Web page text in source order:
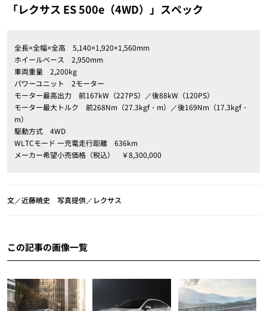
「レクサス ES 500e（4WD）」スペック
全長×全幅×全高 5,140×1,920×1,560mm
ホイールベース 2,950mm
車両重量 2,200kg
パワーユニット 2モーター
モーター最高出力 前167kW（227PS）／後88kW（120PS）
モーター最大トルク 前268Nm（27.3kgf・m）／後169Nm（17.3kgf・
m）
駆動方式 4WD
WLTCモード 一充電走行距離 636km
メーカー希望小売価格（税込） ￥8,300,000
文／近藤暁史 写真提供／レクサス
この記事の画像一覧